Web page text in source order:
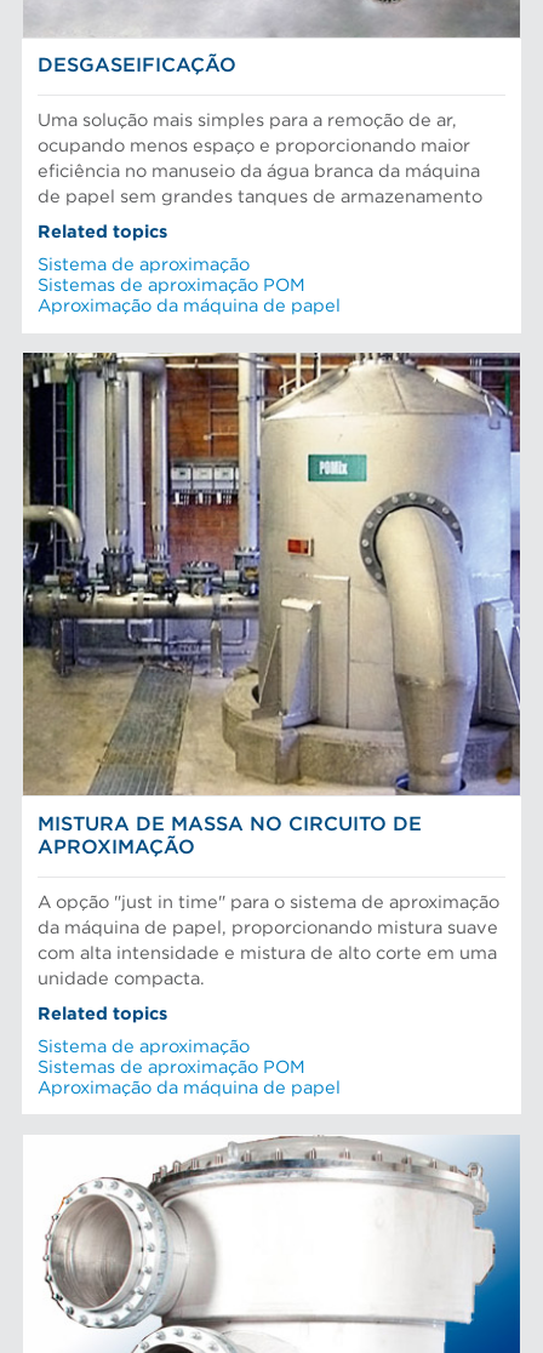
DESGASEIFICAÇÃO
Uma solução mais simples para a remoção de ar,
ocupando menos espaço e proporcionando maior
eficiência no manuseio da água branca da máquina
de papel sem grandes tanques de armazenamento
Related topics
Sistema de aproximação
Sistemas de aproximação POM
Aproximação da máquina de papel
MISTURA DE MASSA NO CIRCUITO DE
APROXIMAÇÃO
A opção "just in time" para o sistema de aproximação
da máquina de papel, proporcionando mistura suave
com alta intensidade e mistura de alto corte em uma
unidade compacta.
Related topics
Sistema de aproximação
Sistemas de aproximação POM
Aproximação da máquina de papel